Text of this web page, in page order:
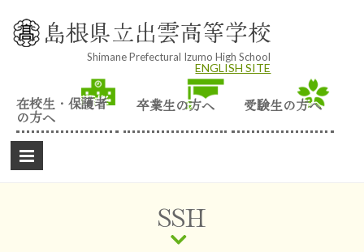
content 島根県立出雲高等学校
Shimane Prefectural Izumo High School
ENGLISH SITE
在校生・保護者
の方へ
卒業生の方へ 受験生の方へ
SSH